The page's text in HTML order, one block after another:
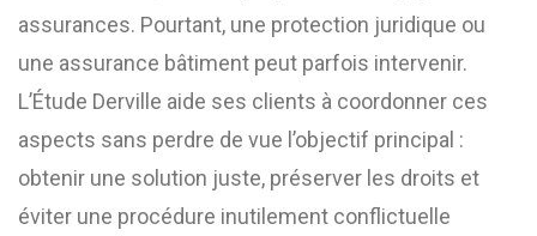
assurances. Pourtant, une protection juridique ou
une assurance bâtiment peut parfois intervenir.
L’Étude Derville aide ses clients à coordonner ces
aspects sans perdre de vue l’objectif principal :
obtenir une solution juste, préserver les droits et
éviter une procédure inutilement conflictuelle